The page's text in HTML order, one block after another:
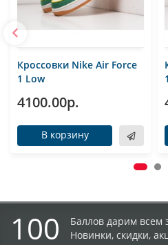
Кроссовки Nike Air Force
1 Low
4100.00р.
В корзину
100
Баллов дарим всем
Новинки, скидки,